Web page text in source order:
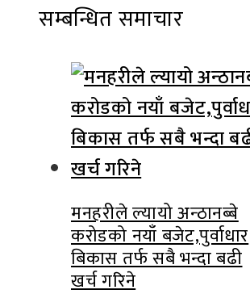
सम्बन्धित समाचार
मनहरीले ल्यायो अन्ठानब्बे
करोडको नयाँ बजेट,पुर्वाधार
बिकास तर्फ सबै भन्दा बढी
खर्च गरिने